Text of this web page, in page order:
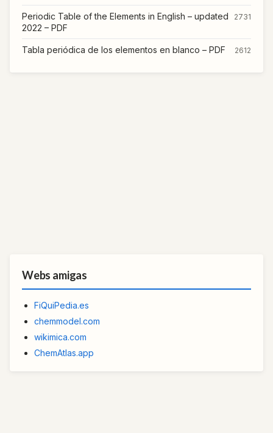
Periodic Table of the Elements in English – updated
2022 – PDF
2731
Tabla periódica de los elementos en blanco – PDF 2612
Webs amigas
FiQuiPedia.es
chemmodel.com
wikimica.com
ChemAtlas.app